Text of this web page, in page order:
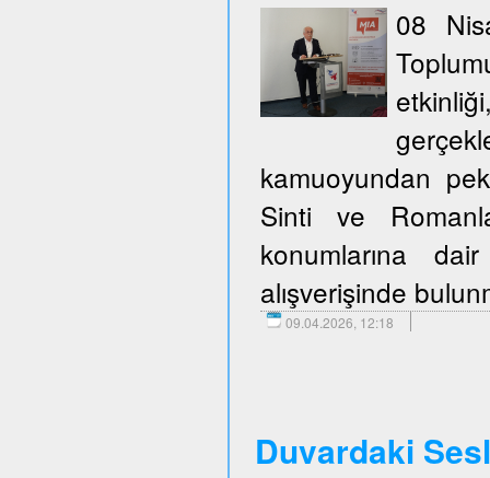
08
kamuoyundan pek
Sinti ve
konumlarına
alışverişinde
09.04.2026, 12:18
Duvardaki